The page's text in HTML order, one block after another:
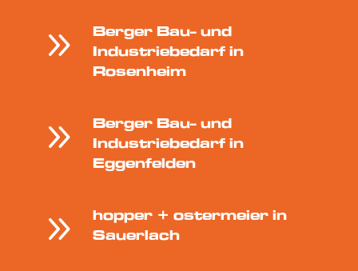
9
Berger Bau- und
Industriebedarf in
Rosenheim
9
Berger Bau- und
Industriebedarf in
Eggenfelden
9
hopper + ostermeier in
Sauerlach